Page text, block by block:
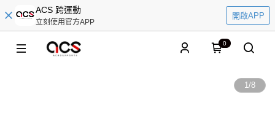
ACS 跨運動
立刻使用官方APP
開啟APP
0
1/8